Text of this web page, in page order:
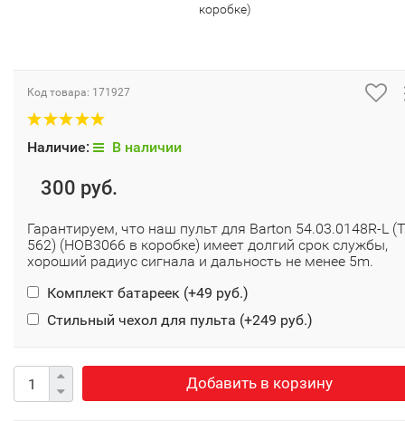
коробке)
Код товара: 171927
Наличие: В наличии
300 руб.
Гарантируем, что наш пульт для Barton 54.03.0148R-L
562) (HOB3066 в коробке) имеет долгий срок службы,
хороший радиус сигнала и дальность не менее 5m.
Комплект батареек (+49 руб.)
Стильный чехол для пульта (+249 руб.)
Добавить в корзину